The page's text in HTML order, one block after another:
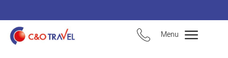
Menu